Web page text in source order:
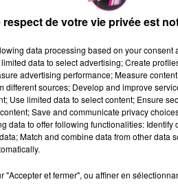
fait pas d'illusions,
Puyo-PSG.wav"/>
fois au Parc
ces 26
Les deux
respect de votre vie privée est
data processing based on your consent
data to select advertising; Create
advertising performance; Measure
different sources; Develop and improve
Use limited data to select content; Ensure
Save and communicate privacy
data to offer following functionalities:
Match and combine data from other data
"Accepter et fermer", ou affiner en